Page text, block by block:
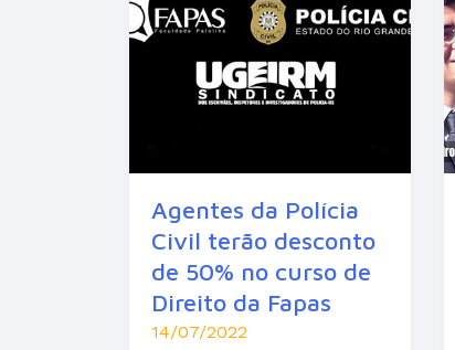
Agentes da Polícia
Civil terão desconto
de 50% no curso de
Direito da Fapas
14/07/2022